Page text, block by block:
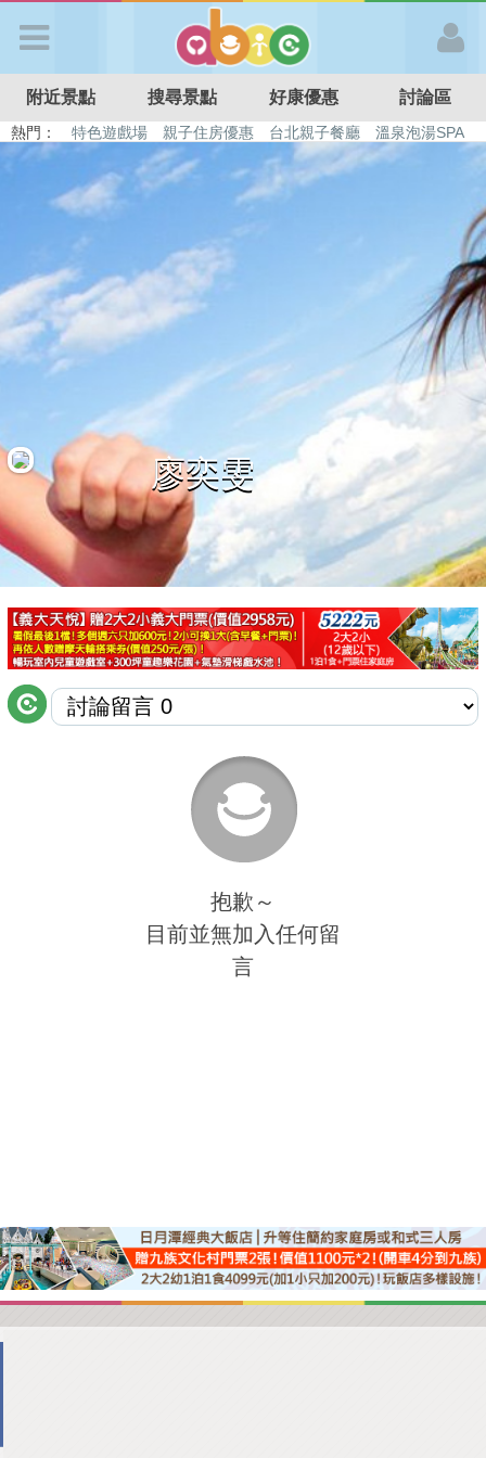
APP登入
首 頁
搜尋景點
好康優惠
最新留言
商家合作
推薦景點
討論區
聯絡我們
附近景點 搜尋景點 好康優惠 討論區
熱門： 特色遊戲場 親子住房優惠 台北親子餐廳
溫泉泡湯SPA
溜滑梯民宿
觀光工廠 日本親子景點
廖奕雯
抱歉～
目前並無加入任何留
言